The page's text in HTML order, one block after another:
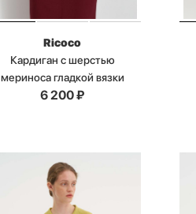
Ricoco
Кардиган с шерстью
мериноса гладкой вязки
6 200₽